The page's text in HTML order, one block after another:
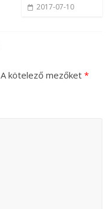
2017-07-10
A kötelező mezőket*